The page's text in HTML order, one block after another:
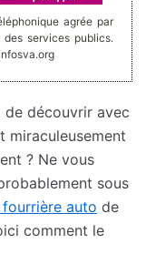
agrée par
des services publics.
de découvrir avec
miraculeusement
? Ne vous
sous
fourrière auto de
comment le